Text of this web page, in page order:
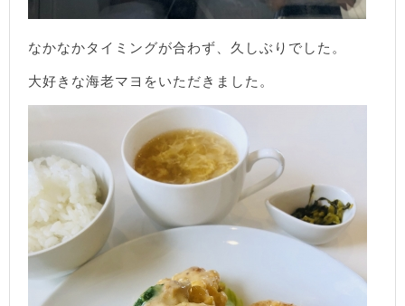
なかなかタイミングが合わず、久しぶりでした。
大好きな海老マヨをいただきました。